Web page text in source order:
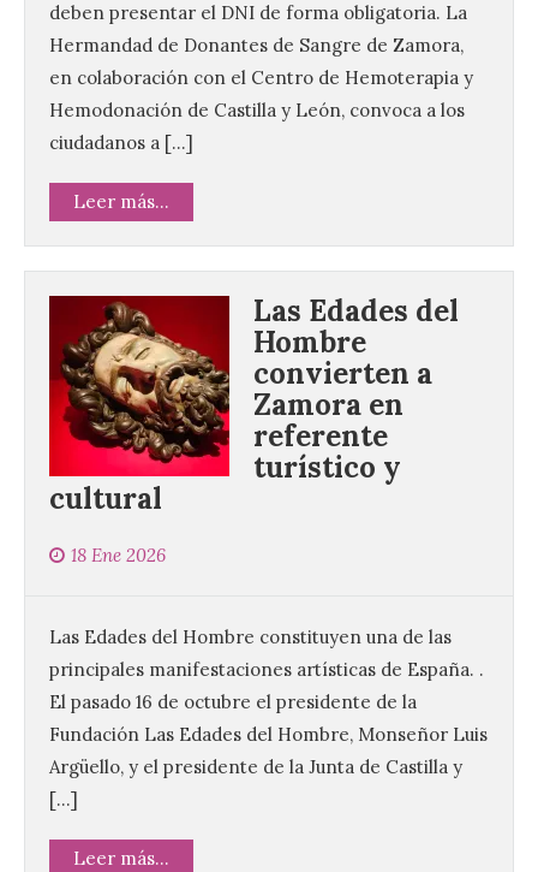
deben presentar el DNI de forma obligatoria. La
Hermandad de Donantes de Sangre de Zamora,
en colaboración con el Centro de Hemoterapia y
Hemodonación de Castilla y León, convoca a los
ciudadanos a […]
Leer más...
Las Edades del
Hombre
convierten a
Zamora en
referente
turístico y
cultural
18 Ene 2026
Las Edades del Hombre constituyen una de las
principales manifestaciones artísticas de España. .
El pasado 16 de octubre el presidente de la
Fundación Las Edades del Hombre, Monseñor Luis
Argüello, y el presidente de la Junta de Castilla y
[…]
Leer más...